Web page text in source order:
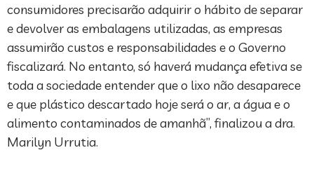
consumidores precisarão adquirir o hábito de separar
e devolver as embalagens utilizadas, as empresas
assumirão custos e responsabilidades e o Governo
fiscalizará. No entanto, só haverá mudança efetiva se
toda a sociedade entender que o lixo não desaparece
e que plástico descartado hoje será o ar, a água e o
alimento contaminados de amanhã”, finalizou a dra.
Marilyn Urrutia.